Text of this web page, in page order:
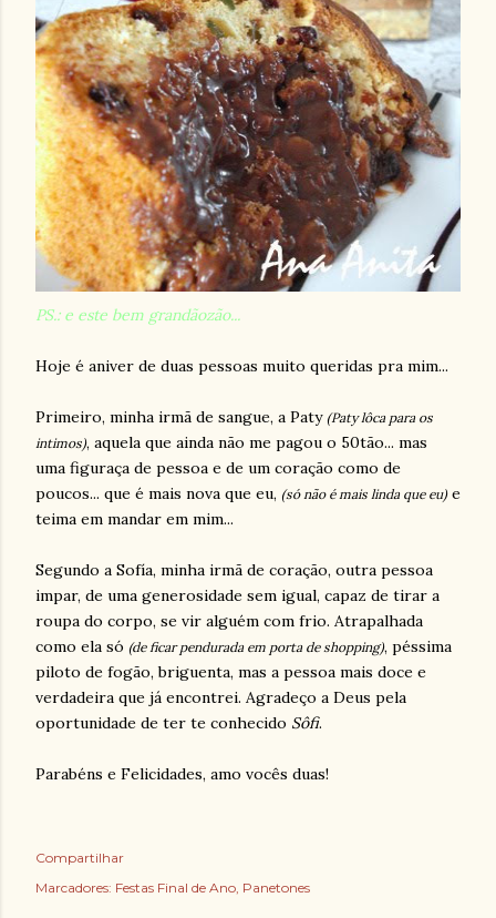
PS.: e este bem grandãozão...
Hoje é aniver de duas pessoas muito queridas pra mim...
Primeiro, minha irmã de sangue, a Paty (Paty lôca para os
intimos), aquela que ainda não me pagou o 50tão... mas
uma figuraça de pessoa e de um coração como de
poucos... que é mais nova que eu, (só não é mais linda que eu)e
teima em mandar em mim...
Segundo a Sofía, minha irmã de coração, outra pessoa
impar, de uma generosidade sem igual, capaz de tirar a
roupa do corpo, se vir alguém com frio. Atrapalhada
como ela só (de ficar pendurada em porta de shopping), péssima
piloto de fogão, briguenta, mas a pessoa mais doce e
verdadeira que já encontrei. Agradeço a Deus pela
oportunidade de ter te conhecido Sôfi.
Parabéns e Felicidades, amo vocês duas!
Compartilhar
Marcadores: Festas Final de Ano Panetones